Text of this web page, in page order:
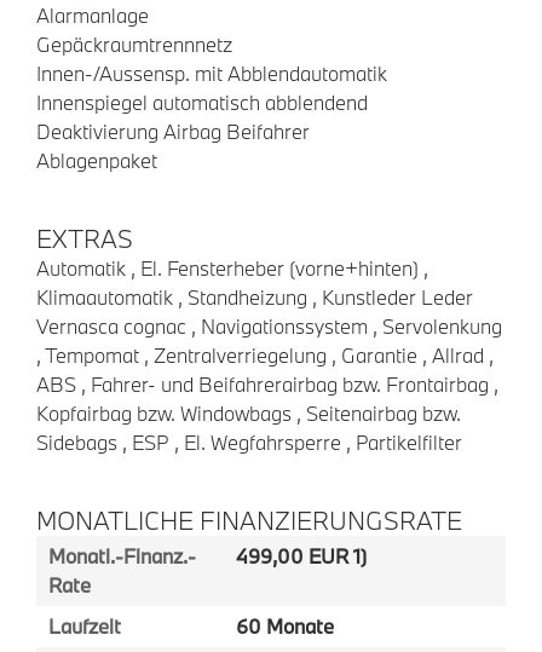
Alarmanlage
Gepäckraumtrennnetz
Innen-/Aussensp. mit Abblendautomatik
Innenspiegel automatisch abblendend
Deaktivierung Airbag Beifahrer
Ablagenpaket
EXTRAS
Automatik , El. Fensterheber (vorne+hinten) ,
Klimaautomatik , Standheizung , Kunstleder Leder
Vernasca cognac , Navigationssystem , Servolenkung
, Tempomat , Zentralverriegelung , Garantie , Allrad ,
ABS , Fahrer- und Beifahrerairbag bzw. Frontairbag ,
Kopfairbag bzw. Windowbags , Seitenairbag bzw.
Sidebags , ESP , El. Wegfahrsperre , Partikelfilter
MONATLICHE FINANZIERUNGSRATE
Monatl.-Finanz.-
Rate
499,00 EUR 1)
Laufzeit
60 Monate